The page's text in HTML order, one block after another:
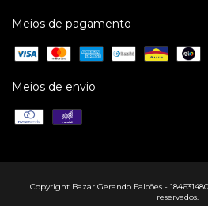
Meios de pagamento
Meios de envio
Copyright Bazar Gerando Falcões -
reservados.